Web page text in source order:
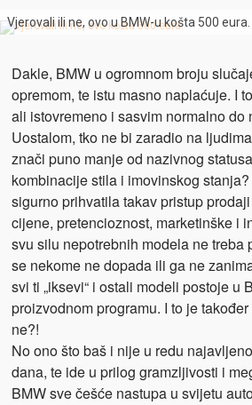
Vjerovali ili ne, ovo u BMW-u košta 500 eura.
Dakle, BMW u ogromnom broju
opremom, te istu masno naplaćuje. I
ali istovremeno i sasvim normalno do
Uostalom, tko ne bi zaradio na
znači puno manje od nazivnog
kombinacije stila i imovinskog
sigurno prihvatila takav pristup
cijene, pretencioznost, marketinške i
svu silu nepotrebnih modela ne treba
se nekome ne dopada ili ga ne
svi ti „iksevi“ i ostali modeli postoje u
proizvodnom programu. I to je
ne?!
No ono što baš i nije u redu
dana, te ide u prilog gramzljivosti i
BMW sve češće nastupa u svijetu